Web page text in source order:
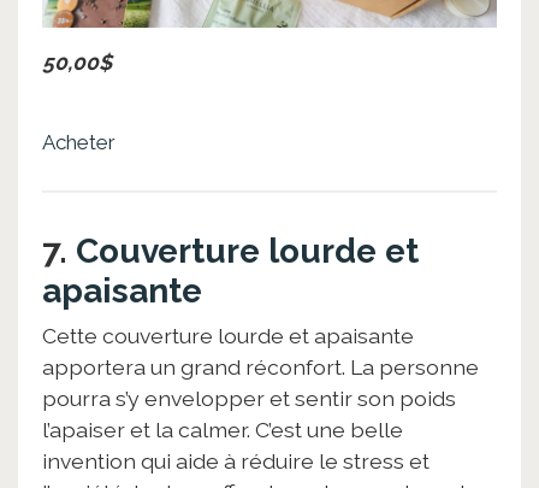
50,00$
Acheter
7. Couverture lourde et
apaisante
Cette couverture lourde et apaisante
apportera un grand réconfort. La personne
pourra s’y envelopper et sentir son poids
l’apaiser et la calmer. C’est une belle
invention qui aide à réduire le stress et